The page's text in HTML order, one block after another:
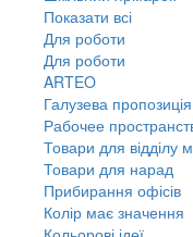
Показати всі
Для роботи
Для роботи
ARTEO
Галузева
Рабочее
Товари для відділу
Товари для нарад
Прибирання офісів
Колір має значення